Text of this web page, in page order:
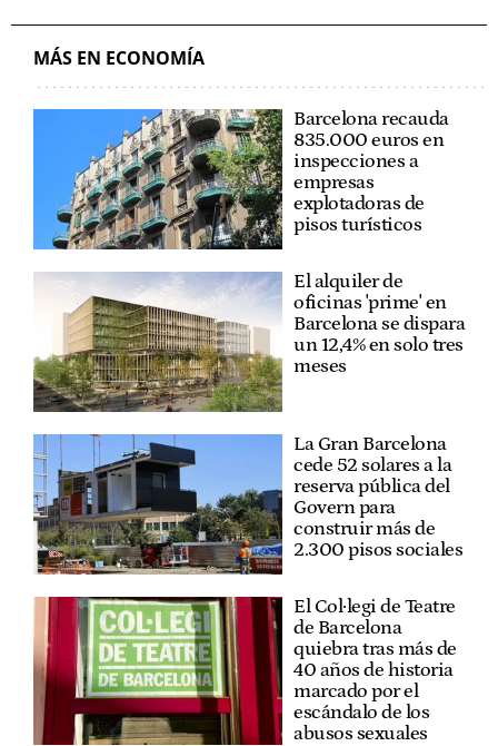
MÁS EN ECONOMÍA
Barcelona recauda
835.000 euros en
inspecciones a
empresas
explotadoras de
pisos turísticos
El alquiler de
oficinas 'prime' en
Barcelona se dispara
un 12,4% en solo tres
meses
La Gran Barcelona
cede 52 solares a la
reserva pública del
Govern para
construir más de
2.300 pisos sociales
El Col·legi de Teatre
de Barcelona
quiebra tras más de
40 años de historia
marcado por el
escándalo de los
abusos sexuales